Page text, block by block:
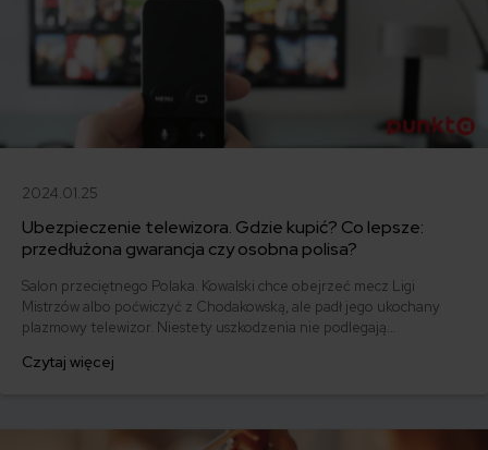
2024.01.25
Ubezpieczenie telewizora. Gdzie kupić? Co lepsze:
przedłużona gwarancja czy osobna polisa?
Salon przeciętnego Polaka. Kowalski chce obejrzeć mecz Ligi
Mistrzów albo poćwiczyć z Chodakowską, ale padł jego ukochany
plazmowy telewizor. Niestety uszkodzenia nie podlegają
może okazać się wykupione zawczasu ubezpieczenie telewizora.
Czytaj więcej